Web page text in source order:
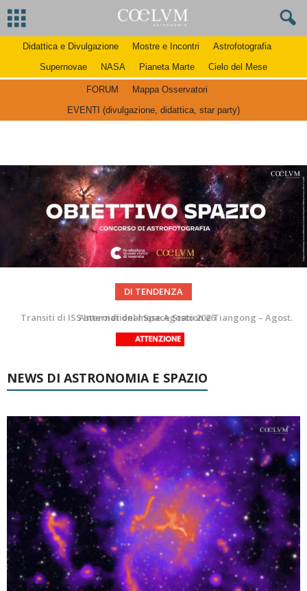
Didattica e Divulgazione Mostre e Incontri
Astrofotografia
Supernovae
NASA Pianeta Marte Cielo del Mese
FORUM
Mappa Osservatori
EVENTI (divulgazione, didattica, star party)
DI TENDENZA
Transiti di ISS International Space Station e Tiangong – Agosto 2026
La Luna del Mese – Agosto 2026
NEWS DI ASTRONOMIA E SPAZIO